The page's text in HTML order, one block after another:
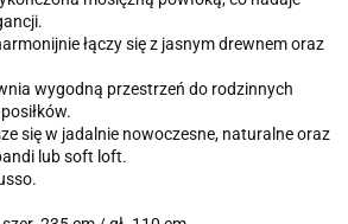
łączy się z jasnym drewnem oraz
wygodną przestrzeń do rodzinnych
się w jadalnie nowoczesne, naturalne oraz
lub soft loft.